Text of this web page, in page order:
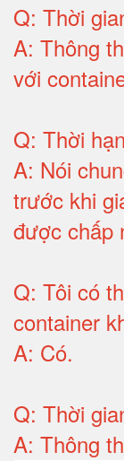
Q: Thời
A: Thông
với
Q: Thời
A: Nói
trước khi
được chấp
Q: Tôi có
container
A: Có.
Q: Thời
A: Thông